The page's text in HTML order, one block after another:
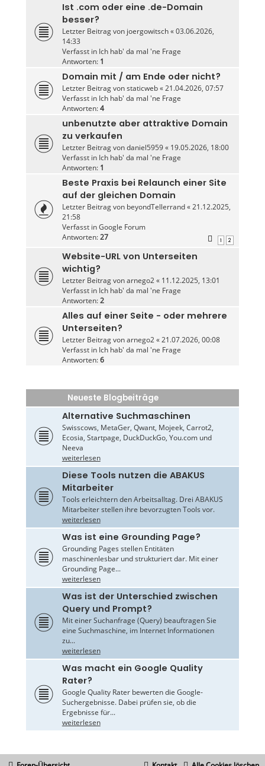
Ist .com oder eine .de-Domain
besser?
Letzter Beitrag von joergowitsch«03.06.2026,
14:33
Verfasst in Ich hab' da mal 'ne Frage
Antworten: 1
Domain mit / am Ende oder nicht?
Letzter Beitrag vonstaticweb«21.04.2026, 07:57
Verfasst in Ich hab' da mal 'ne Frage
Antworten:4
unbenutzte aber attraktive Domain
zu verkaufen
Letzter Beitrag vondaniel5959« 19.05.2026, 18:00
Verfasst in Ich hab' da mal 'ne Frage
Antworten: 1
Beste Praxis bei Relaunch einer Site
auf der gleichen Domain
Letzter Beitrag von beyondTellerrand«21.12.2025,
21:58
Verfasst inGoogle Forum
Antworten:27 1 2
Website-URL von Unterseiten
wichtig?
Letzter Beitrag vonarnego2« 11.12.2025, 13:01
Verfasst in Ich hab' da mal 'ne Frage
Antworten:2
Alles auf einer Seite - oder mehrere
Unterseiten?
Letzter Beitrag vonarnego2«21.07.2026, 00:08
Verfasst in Ich hab' da mal 'ne Frage
Antworten:6
Neueste Blogbeiträge
Alternative Suchmaschinen
Swisscows, MetaGer, Qwant, Mojeek, Carrot2,
Ecosia, Startpage, DuckDuckGo, You.com und
Neeva
weiterlesen
Diese Tools nutzen die ABAKUS
Mitarbeiter
Tools erleichtern den Arbeitsalltag. Drei ABAKUS
Mitarbeiter stellen ihre bevorzugten Tools vor.
weiterlesen
Was ist eine Grounding Page?
Grounding Pages stellen Entitäten
maschinenlesbar und strukturiert dar. Mit einer
Grounding Page...
weiterlesen
Was ist der Unterschied zwischen
Query und Prompt?
Mit einer Suchanfrage (Query) beauftragen Sie
eine Suchmaschine, im Internet Informationen
zu...
weiterlesen
Was macht ein Google Quality
Rater?
Google Quality Rater bewerten die Google-
Suchergebnisse. Dabei prüfen sie, ob die
Ergebnisse für...
weiterlesen